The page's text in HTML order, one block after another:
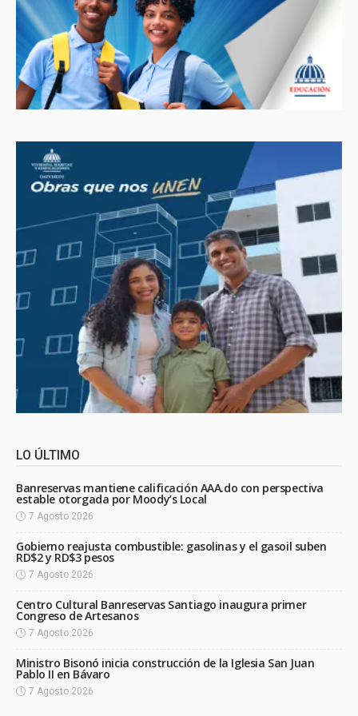
LO ÚLTIMO
Banreservas mantiene calificación AAA.do con perspectiva
estable otorgada por Moody’s Local
7 Agosto 2026
Gobierno reajusta combustible: gasolinas y el gasoil suben
RD$2 y RD$3 pesos
7 Agosto 2026
Centro Cultural Banreservas Santiago inaugura primer
Congreso de Artesanos
7 Agosto 2026
Ministro Bisonó inicia construcción de la Iglesia San Juan
Pablo II en Bávaro
7 Agosto 2026